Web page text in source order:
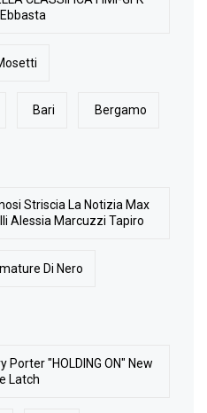
Bari Bergamo
Striscia La Notizia Max
Alessia Marcuzzi Tapiro
Di Nero
Porter "HOLDING ON" New
Latch